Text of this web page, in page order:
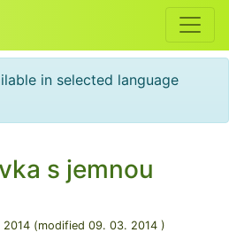
in selected language
s jemnou
2014 (modified 09. 03. 2014 )